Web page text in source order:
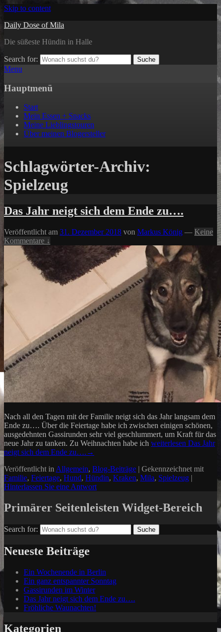
Skip to content
Daily Dose of Mila
Die süßeste Hündin in Halle
Search for: Suche
Menu
Hauptmenü
Start
Mein Essen + Snacks
Meine Lieblingstouren
Über meinen Blogersteller
Schlagwörter-Archiv:
Spielzeug
Das Jahr neigt sich dem Ende zu….
Veröffentlicht am 31. Dezember 2018 von Markus König — Keine
Kommentare ↓
Nach all den Tagen mit der Familie neigt sich das Jahr langsam dem
Ende zu…. Über die Feiertage habe ich zwischen einigen schönen,
ausgedehnten Gassirunden sehr viel geschlummert, um Kraft für das
neue Jahr zu tanken. Zu Weihnachten habe ich weiterlesen Das Jahr
neigt sich dem Ende zu…. →
Veröffentlicht in Allgemein, Blog-Beiträge | Gekennzeichnet mit
Familie, Feiertage, Hund, Hündin, Kraken, Mila, Spielzeug |
Hinterlassen Sie eine Antwort
Primärer Seitenleisten Widget-Bereich
Search for: Suche
Neueste Beiträge
Ein Wochenende in Berlin
Ein ganz entspannter Sonntag
Gassirunden im Winter
Das Jahr neigt sich dem Ende zu….
Fröhliche Waunachten!
Kategorien